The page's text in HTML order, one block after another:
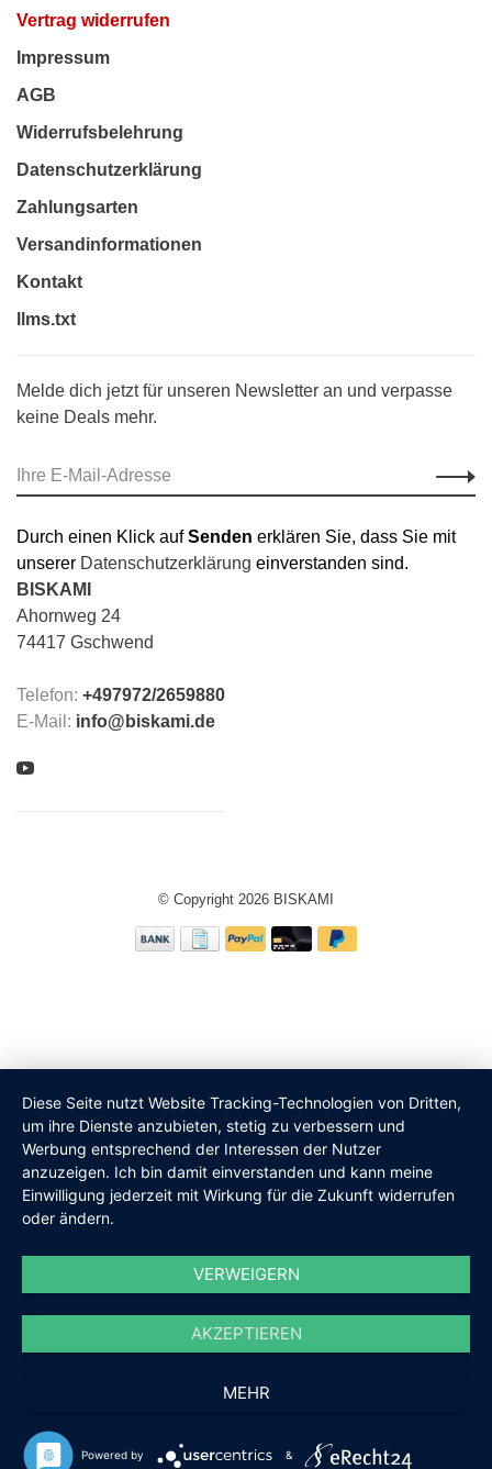
Vertrag widerrufen
Impressum
AGB
Widerrufsbelehrung
Datenschutzerklärung
Zahlungsarten
Versandinformationen
Kontakt
llms.txt
Melde dich jetzt für unseren Newsletter an und verpasse
keine Deals mehr.
Durch einen Klick aufSenden erklären Sie, dass Sie mit
unserer Datenschutzerklärung einverstanden sind.
BISKAMI
Ahornweg 24
74417 Gschwend
Telefon: +497972/2659880
E-Mail: info@biskami.de
© Copyright 2026 BISKAMI
Wir benutzen Cookies nur für interne Zwecke um den Webshop zu verbessern. Ist
das in Ordnung?
Ja Nein
Diese Seite nutzt Website Tracking-Technologien von Dritten,
um ihre Dienste anzubieten, stetig zu verbessern und
Werbung entsprechend der Interessen der Nutzer
anzuzeigen. Ich bin damit einverstanden und kann meine
Einwilligung jederzeit mit Wirkung für die Zukunft widerrufen
oder ändern.
VERWEIGERN
AKZEPTIEREN
MEHR
Powered by &
Kundenbewertungen
Kundenbewertungen und Erfahrungen zu
100
%
ProvenExpert.com
Bewertungen auf ProvenExpert.com
Erfahren Sie mehr über dieses Bewertungssiegel